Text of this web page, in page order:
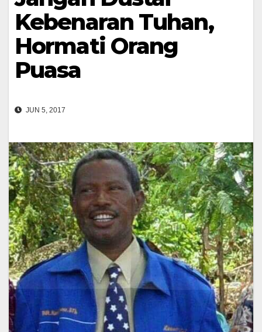
Kebenaran Tuhan,
Hormati Orang
Puasa
JUN 5, 2017